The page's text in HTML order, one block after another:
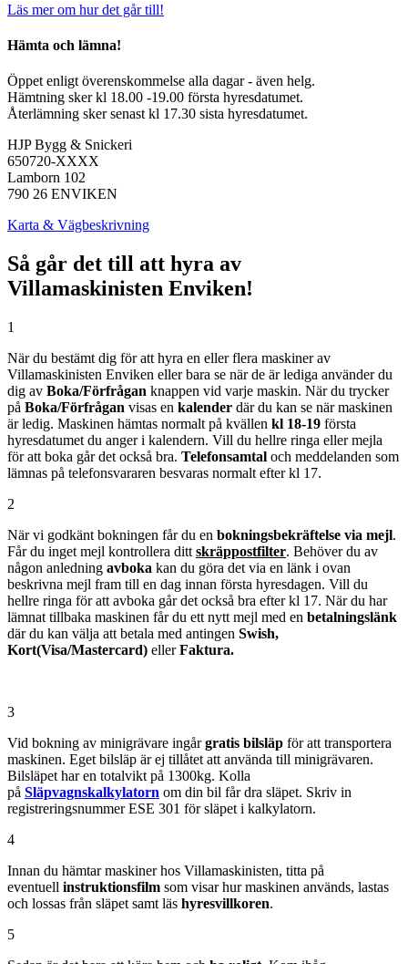
Läs mer om hur det går till!
Hämta och lämna!
Öppet enligt överenskommelse alla dagar - även helg.
Hämtning sker kl 18.00 -19.00 första hyresdatumet.
Återlämning sker senast kl 17.30 sista hyresdatumet.
HJP Bygg & Snickeri
650720-XXXX
Lamborn 102
790 26 ENVIKEN
Karta & Vägbeskrivning
Så går det till att hyra av
Villamaskinisten Enviken!
1
När du bestämt dig för att hyra en eller flera maskiner av
Villamaskinisten Enviken eller bara se när de är lediga använder du
dig av Boka/Förfrågan knappen vid varje maskin. När du trycker
på Boka/Förfrågan visas en kalender där du kan se när maskinen
är ledig. Maskinen hämtas normalt på kvällen kl 18-19 första
hyresdatumet du anger i kalendern. Vill du hellre ringa eller mejla
för att boka går det också bra. Telefonsamtal och meddelanden som
lämnas på telefonsvararen besvaras normalt efter kl 17.
2
När vi godkänt bokningen får du en bokningsbekräftelse via mejl.
Får du inget mejl kontrollera ditt skräppostfilter. Behöver du av
någon anledning avboka kan du göra det via en länk i ovan
beskrivna mejl fram till en dag innan första hyresdagen. Vill du
hellre ringa för att avboka går det också bra efter kl 17. När du har
lämnat tillbaka maskinen får du ett nytt mejl med en betalningslänk
där du kan välja att betala med antingen Swish,
Kort(Visa/Mastercard) ellerFaktura.
3
Vid bokning av minigrävare ingårgratis bilsläp för att transportera
maskinen. Eget bilsläp är ej tillåtet att använda till minigrävaren.
Bilsläpet har en totalvikt på 1300kg. Kolla
på Släpvagnskalkylatorn om din bil får dra släpet. Skriv in
registreringsnummer ESE 301 för släpet i kalkylatorn.
4
Innan du hämtar maskiner hos Villamaskinisten, titta på
eventuell instruktionsfilm som visar hur maskinen används, lastas
och lossas från släpet samt läs hyresvillkoren.
5